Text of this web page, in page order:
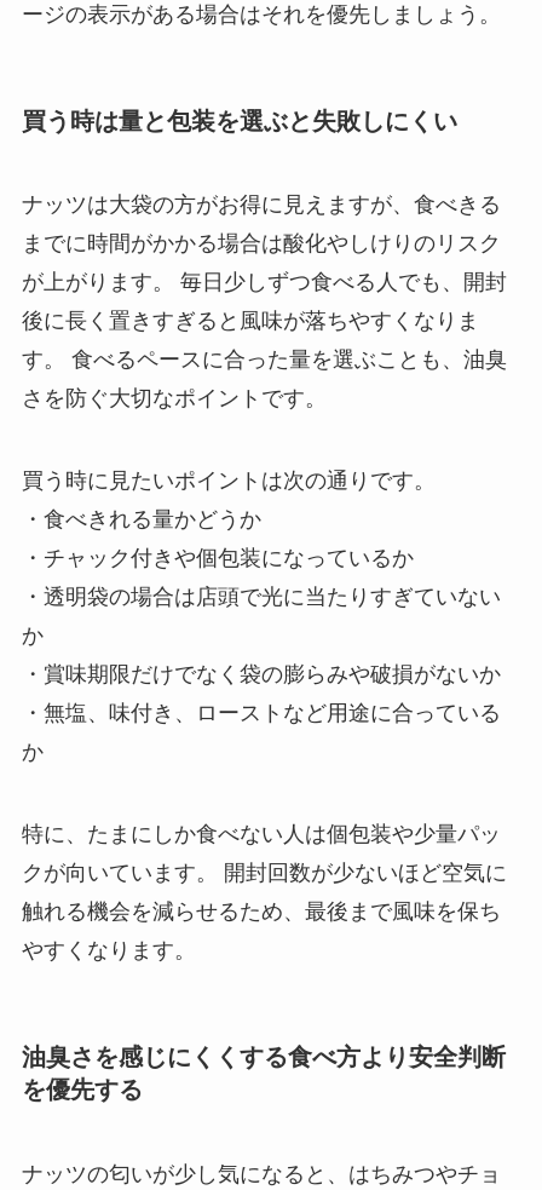
ージの表示がある場合はそれを優先しましょう。
買う時は量と包装を選ぶと失敗しにくい
ナッツは大袋の方がお得に見えますが、食べきる
までに時間がかかる場合は酸化やしけりのリスク
が上がります。 毎日少しずつ食べる人でも、開封
後に長く置きすぎると風味が落ちやすくなりま
す。 食べるペースに合った量を選ぶことも、油臭
さを防ぐ大切なポイントです。
買う時に見たいポイントは次の通りです。
・食べきれる量かどうか
・チャック付きや個包装になっているか
・透明袋の場合は店頭で光に当たりすぎていない
か
・賞味期限だけでなく袋の膨らみや破損がないか
・無塩、味付き、ローストなど用途に合っている
か
特に、たまにしか食べない人は個包装や少量パッ
クが向いています。 開封回数が少ないほど空気に
触れる機会を減らせるため、最後まで風味を保ち
やすくなります。
油臭さを感じにくくする食べ方より安全判断
を優先する
ナッツの匂いが少し気になると、はちみつやチョ